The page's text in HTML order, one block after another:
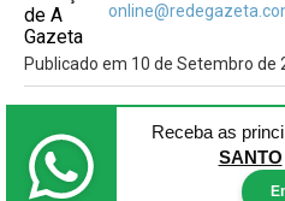
Publicado em 10 de Setembro de
Receba as
SANTO